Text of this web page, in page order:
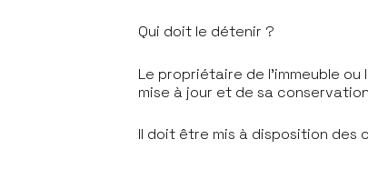
Qui doit le détenir ?
Le propriétaire de l'immeuble
mise à jour et de sa
Il doit être mis à disposition